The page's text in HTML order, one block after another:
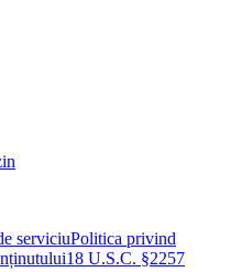
serviciuPolitica privind
18 U.S.C. §2257